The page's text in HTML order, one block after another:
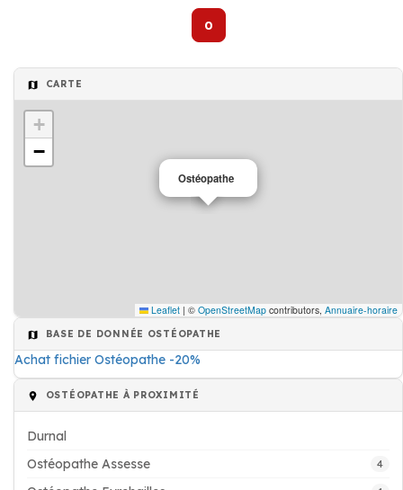
0
CARTE
Ostéopathe
+
−
Leaflet | © OpenStreetMap contributors, Annuaire-horaire
BASE DE DONNÉE OSTÉOPATHE
Achat fichier Ostéopathe -20%
OSTÉOPATHE À PROXIMITÉ
Durnal
Ostéopathe Assesse
4